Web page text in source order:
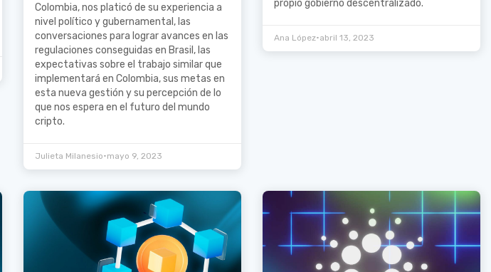
Colombia, nos platicó de su experiencia a
nivel político y gubernamental, las
conversaciones para lograr avances en las
regulaciones conseguidas en Brasil, las
expectativas sobre el trabajo similar que
implementará en Colombia, sus metas en
esta nueva gestión y su percepción de lo
que nos espera en el futuro del mundo
cripto.
Julieta Milanesio•mayo 9, 2023
propio gobierno descentralizado.
Ana López•abril 13, 2023